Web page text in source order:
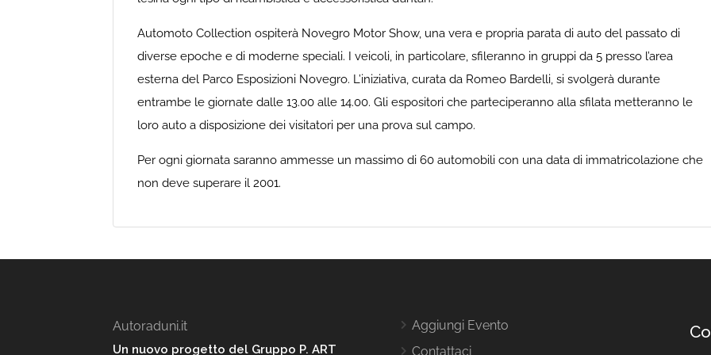
Automoto Collection ospiterà Novegro Motor Show, una vera e propria parata di auto del passato di
diverse epoche e di moderne speciali. I veicoli, in particolare, sfileranno in gruppi da 5 presso l’area
esterna del Parco Esposizioni Novegro. L’iniziativa, curata da Romeo Bardelli, si svolgerà durante
entrambe le giornate dalle 13.00 alle 14.00. Gli espositori che parteciperanno alla sfilata metteranno le
loro auto a disposizione dei visitatori per una prova sul campo.
Per ogni giornata saranno ammesse un massimo di 60 automobili con una data di immatricolazione che
non deve superare il 2001.
Autoraduni.it
Un nuovo progetto del Gruppo P. ART
Aggiungi Evento
Contattaci